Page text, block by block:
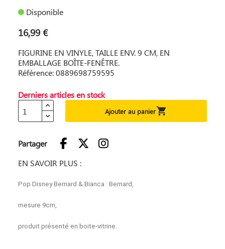
Disponible
16,99 €
FIGURINE EN VINYLE, TAILLE ENV. 9 CM, EN
EMBALLAGE BOÎTE-FENÊTRE.
Référence: 0889698759595
Derniers articles en stock
Ajouter au panier
Partager
EN SAVOIR PLUS :
Pop Disney Bernard & Bianca : Bernard,
mesure 9cm,
produit présenté en boite-vitrine.